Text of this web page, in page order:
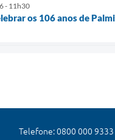
- 11h30
os 106 anos de
Telefone: 0800 000 9333